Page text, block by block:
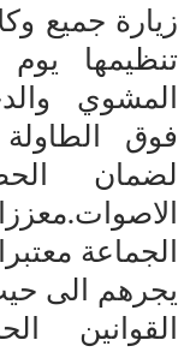
زيارة جميع
المشوي
فوق
لضمان
الجماعة
يجرهم الى
القوانين